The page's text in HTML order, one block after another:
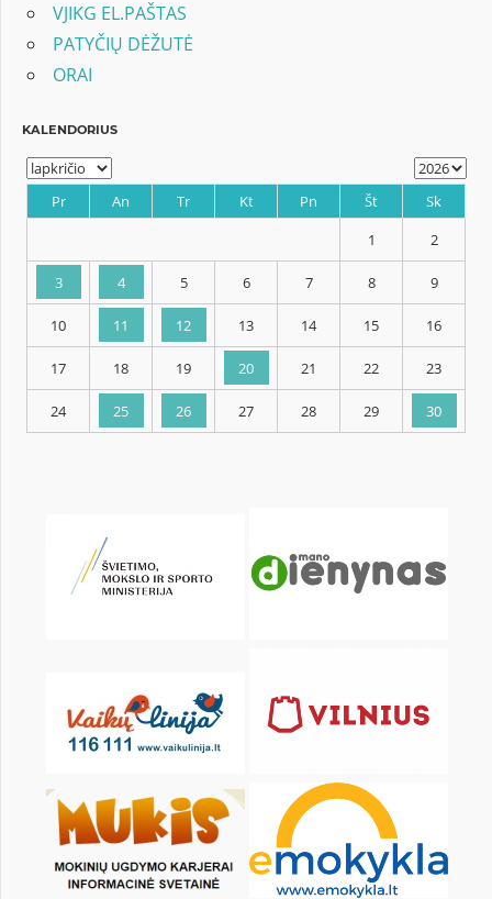
VJIKG EL.PAŠTAS
PATYČIŲ DĖŽUTĖ
ORAI
3 4 5 6 7